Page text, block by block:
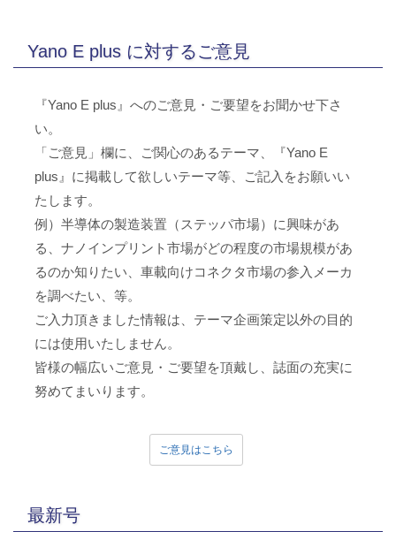
Yano E plus に対するご意見
『Yano E plus』へのご意見・ご要望をお聞かせ下さ
い。
「ご意見」欄に、ご関心のあるテーマ、『Yano E
plus』に掲載して欲しいテーマ等、ご記入をお願いい
たします。
例）半導体の製造装置（ステッパ市場）に興味があ
る、ナノインプリント市場がどの程度の市場規模があ
るのか知りたい、車載向けコネクタ市場の参入メーカ
を調べたい、等。
ご入力頂きました情報は、テーマ企画策定以外の目的
には使用いたしません。
皆様の幅広いご意見・ご要望を頂戴し、誌面の充実に
努めてまいります。
ご意見はこちら
最新号